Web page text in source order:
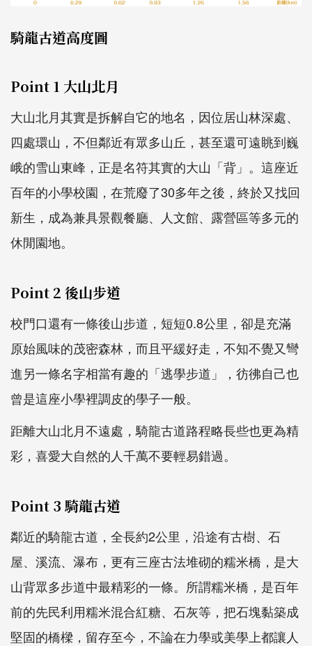
騎龍古道高度圖
Point 1 大山北月
大山北月其實是拆解自它的地名，因位居山林深處、
四處環山，不但鄰近有眾多山丘，甚至還可遠眺到巍
峨的雪山東峰，正是名符其實的大山「背」。這座近
百年的小學校園，在荒廢了30多年之後，終於又找回
新生，成為兼具景觀餐廳、人文館、露營區等多元的
休閒園地。
Point 2 後山步道
校門口還有一條後山步道，短短0.8公里，卻是充滿
原始風味的茂密森林，而且平緩好走，不知不覺又彎
進另一條名字相當有趣的「逃學步道」，彷彿自己也
曾是這座小學裡調皮的學子一般。
距離大山北月不遠處，騎龍古道路程略長些也更為精
彩，喜愛大自然的人千萬不要輕易錯過。
Point 3 騎龍古道
鄰近的騎龍古道，全長約2公里，沿途有古樹、石
屋、溪流、瀑布，更有三座古法堆砌的糯米橋，是大
山背眾多步道中最精彩的一條。所謂糯米橋，是百年
前的先民利用糯米混合紅糖、石灰等，把石塊黏築成
堅固的橋樑，留存至今，不論在力學或美學上都讓人